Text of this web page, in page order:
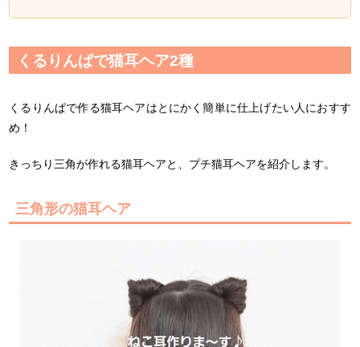
くるりんぱで猫耳ヘア2種
くるりんぱで作る猫耳ヘアはとにかく簡単に仕上げたい人におすす
め！
きっちり三角が作れる猫耳ヘアと、プチ猫耳ヘアを紹介します。
三角形の猫耳ヘア